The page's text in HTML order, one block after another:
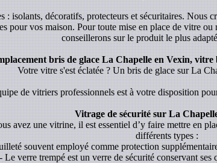
isolants, décoratifs, protecteurs et sécuritaires. Nous
pour vos maison. Pour toute mise en place de vitre
conseillerons sur le produit le plus
bris de glace La Chapelle en Vexin,
Votre vitre s'est éclatée ? Un bris de glace sur La
de vitriers professionnels est à votre disposition
Vitrage de sécurité sur La
avez une vitrine, il est essentiel d’y faire mettre en
différents types :
souvent employé comme protection
- Le verre trempé est un verre de sécurité conservant ses